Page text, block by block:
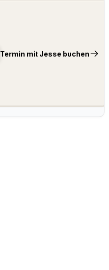
Termin mit Jesse buchen